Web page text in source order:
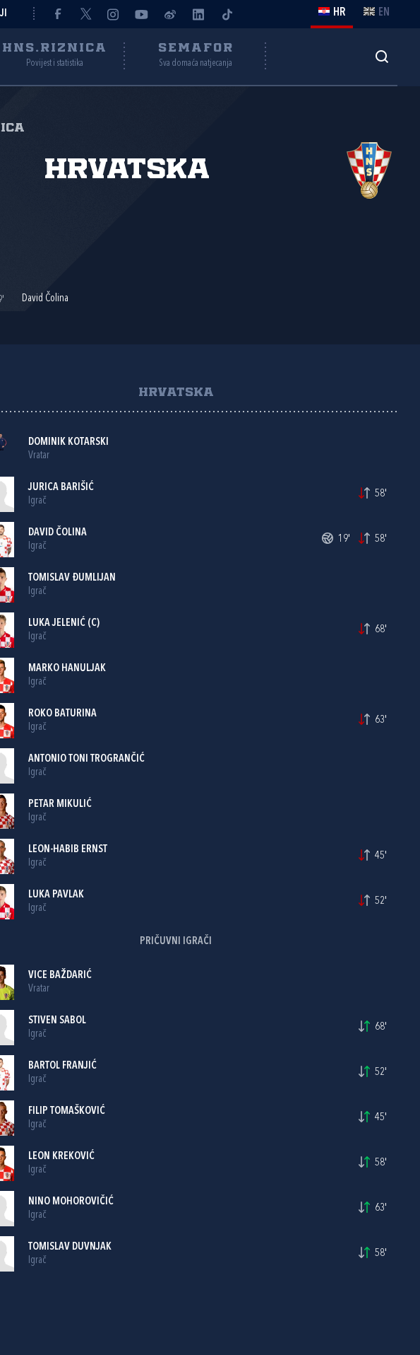
HR EN
HNS.RIZNICA
Povijest i statistika
SEMAFOR
Sva domaća natjecanja
Hrvatska
David Čolina
HRVATSKA
DOMINIK KOTARSKI
Vratar
JURICA BARIŠIĆ
Igrač
58'
DAVID ČOLINA
Igrač
19' 58'
TOMISLAV ĐUMLIJAN
Igrač
LUKA JELENIĆ(C)
Igrač
68'
MARKO HANULJAK
Igrač
ROKO BATURINA
Igrač
63'
ANTONIO TONI TROGRANČIĆ
Igrač
PETAR MIKULIĆ
Igrač
LEON-HABIB ERNST
Igrač
45'
LUKA PAVLAK
Igrač
52'
PRIČUVNI IGRAČI
VICE BAŽDARIĆ
Vratar
STIVEN SABOL
Igrač
68'
BARTOL FRANJIĆ
Igrač
52'
FILIP TOMAŠKOVIĆ
Igrač
45'
LEON KREKOVIĆ
Igrač
58'
NINO MOHOROVIČIĆ
Igrač
63'
TOMISLAV DUVNJAK
Igrač
58'